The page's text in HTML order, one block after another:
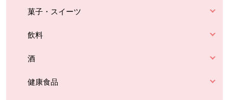
菓子・スイーツ
飲料
酒
健康食品